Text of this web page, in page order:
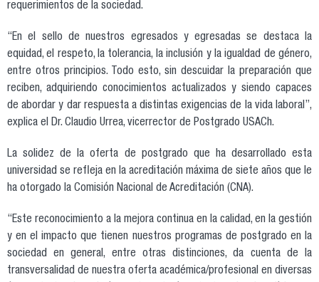
requerimientos de la sociedad.
“En el sello de nuestros egresados y egresadas se destaca la
equidad, el respeto, la tolerancia, la inclusión y la igualdad de género,
entre otros principios. Todo esto, sin descuidar la preparación que
reciben, adquiriendo conocimientos actualizados y siendo capaces
de abordar y dar respuesta a distintas exigencias de la vida laboral”,
explica el Dr. Claudio Urrea, vicerrector de Postgrado USACh.
La solidez de la oferta de postgrado que ha desarrollado esta
universidad se refleja en la acreditación máxima de siete años que le
ha otorgado la Comisión Nacional de Acreditación (CNA).
“Este reconocimiento a la mejora continua en la calidad, en la gestión
y en el impacto que tienen nuestros programas de postgrado en la
sociedad en general, entre otras distinciones, da cuenta de la
transversalidad de nuestra oferta académica/profesional en diversas